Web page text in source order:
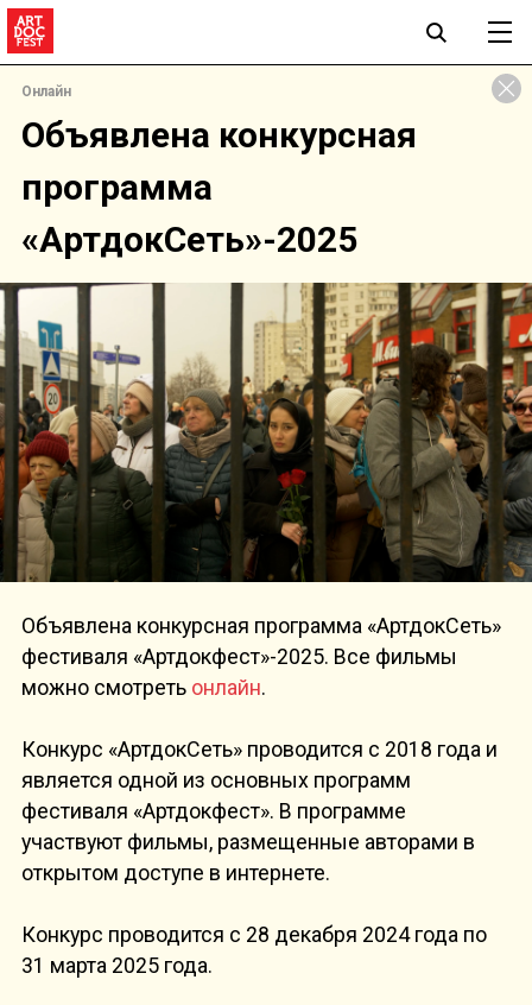
Онлайн
Объявлена конкурсная
программа
«АртдокСеть»-2025
Объявлена конкурсная программа «АртдокСеть»
фестиваля «Артдокфест»-2025. Все фильмы
можно смотреть онлайн.
Конкурс «АртдокСеть» проводится с 2018 года и
является одной из основных программ
фестиваля «Артдокфест». В программе
участвуют фильмы, размещенные авторами в
открытом доступе в интернете.
Конкурс проводится с 28 декабря 2024 года по
31 марта 2025 года.